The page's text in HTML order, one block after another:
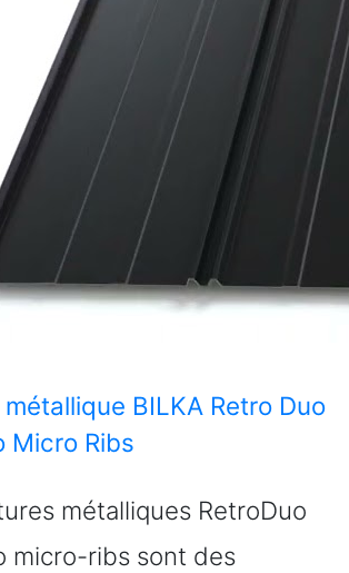
BILKA Retro Duo
Micro Ribs
métalliques RetroDuo
micro-ribs sont des